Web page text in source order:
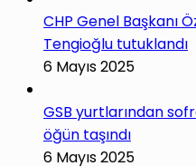
CHP Genel Başkanı
Tengioğlu tutuklandı
6 Mayıs 2025
GSB yurtlarından
öğün taşındı
6 Mayıs 2025